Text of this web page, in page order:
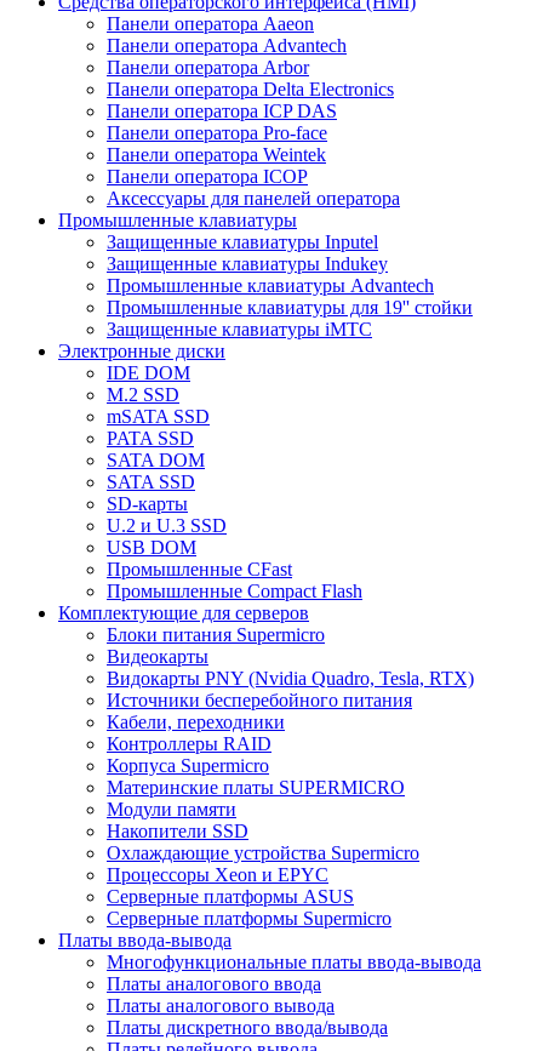
Панели оператора Aaeon
Панели оператора Advantech
Панели оператора Arbor
Панели оператора Delta Electronics
Панели оператора ICP DAS
Панели оператора Pro-face
Панели оператора Weintek
Панели оператора ICOP
Аксессуары для панелей оператора
Промышленные клавиатуры
Защищенные клавиатуры Inputel
Защищенные клавиатуры Indukey
Промышленные клавиатуры Advantech
Промышленные клавиатуры для 19'' стойки
Защищенные клавиатуры iMTC
Электронные диски
IDE DOM
M.2 SSD
mSATA SSD
PATA SSD
SATA DOM
SATA SSD
SD-карты
U.2 и U.3 SSD
USB DOM
Промышленные CFast
Промышленные Compact Flash
Комплектующие для серверов
Блоки питания Supermicro
Видеокарты
Видокарты PNY (Nvidia Quadro, Tesla, RTX)
Источники бесперебойного питания
Кабели, переходники
Контроллеры RAID
Корпуса Supermicro
Материнские платы SUPERMICRO
Модули памяти
Накопители SSD
Охлаждающие устройства Supermicro
Процессоры Xeon и EPYC
Серверные платформы ASUS
Серверные платформы Supermicro
Платы ввода-вывода
Многофункциональные платы ввода-вывода
Платы аналогового ввода
Платы аналогового вывода
Платы дискретного ввода/вывода